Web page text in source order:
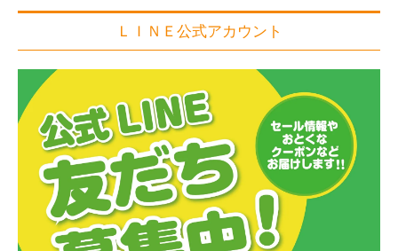
ＬＩＮＥ公式アカウント